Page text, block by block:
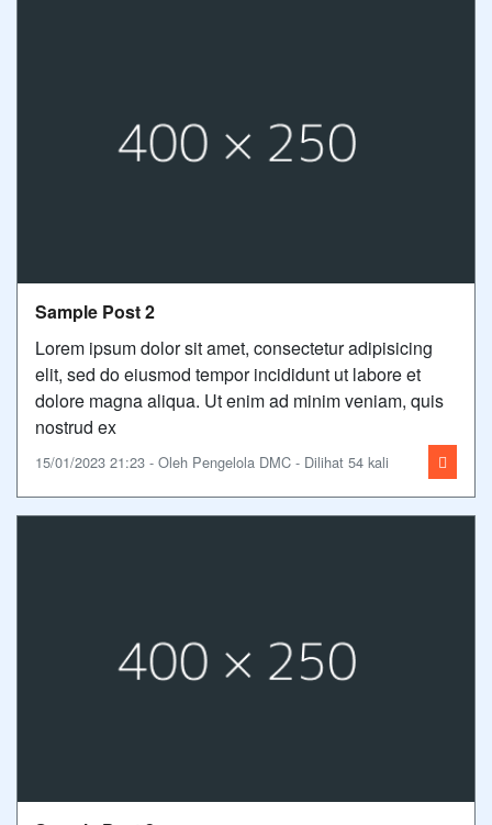
Sample Post 2
Lorem ipsum dolor sit amet, consectetur adipisicing
elit, sed do eiusmod tempor incididunt ut labore et
dolore magna aliqua. Ut enim ad minim veniam, quis
nostrud ex
15/01/2023 21:23 - Oleh Pengelola DMC - Dilihat 54 kali